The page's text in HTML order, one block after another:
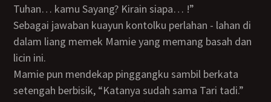
Tuhan… kamu Sayang? Kirain siapa… !”
Sebagai jawaban kuayun kontolku perlahan - lahan di
dalam liang memek Mamie yang memang basah dan
licin ini.
Mamie pun mendekap pinggangku sambil berkata
setengah berbisik, “Katanya sudah sama Tari tadi.”